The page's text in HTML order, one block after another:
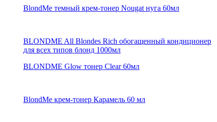
BlondMe темный крем-тонер Nougat нуга 60мл
BLONDME All Blondes Rich обогащенный кондиционер
для всех типов блонд 1000мл
BLONDME Glow тонер Clear 60мл
BlondMe крем-тонер Карамель 60 мл